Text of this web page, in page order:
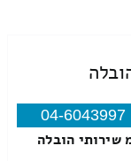
04-6043997
שירותי הובלה